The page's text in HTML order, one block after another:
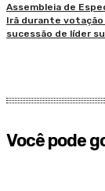
Assembleia de
Irã durante votação
sucessão de líder
Você pode